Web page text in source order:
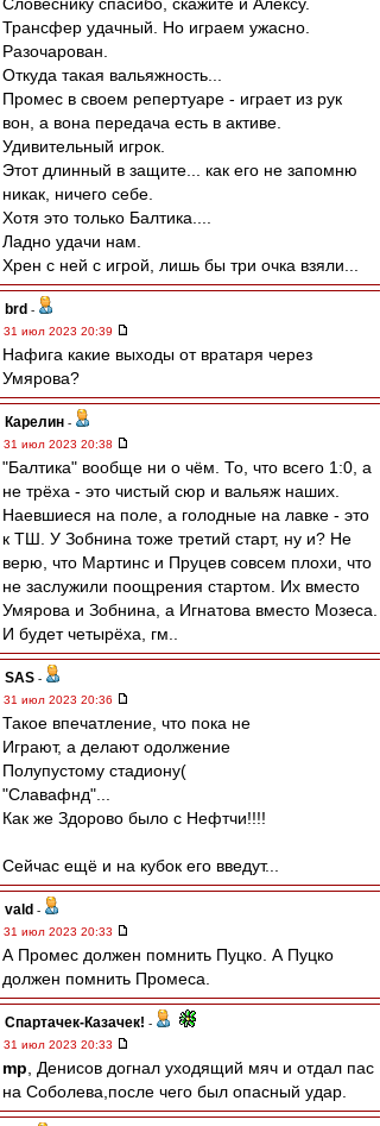
Трансфер удачный. Но играем ужасно.
Разочарован.
Откуда такая вальяжность...
Промес в своем репертуаре - играет из рук
вон, а вона передача есть в активе.
Удивительный игрок.
Этот длинный в защите... как его не запомню
никак, ничего себе.
Хотя это только Балтика....
Ладно удачи нам.
Хрен с ней с игрой, лишь бы три очка взяли...
brd -
31 июл 2023 20:39
Нафига какие выходы от вратаря через
Умярова?
Карелин -
31 июл 2023 20:38
"Балтика" вообще ни о чём. То, что всего 1:0, а
не трёха - это чистый сюр и вальяж наших.
Наевшиеся на поле, а голодные на лавке - это
к ТШ. У Зобнина тоже третий старт, ну и? Не
верю, что Мартинс и Пруцев совсем плохи, что
не заслужили поощрения стартом. Их вместо
Умярова и Зобнина, а Игнатова вместо Мозеса.
И будет четырёха, гм..
SAS -
31 июл 2023 20:36
Такое впечатление, что пока не
Играют, а делают одолжение
Полупустому стадиону(
"Славафнд"...
Как же Здорово было с Нефтчи!!!!
Сейчас ещё и на кубок его введут...
vald -
31 июл 2023 20:33
А Промес должен помнить Пуцко. А Пуцко
должен помнить Промеса.
Спартачек-Казачек! -
31 июл 2023 20:33
mp , Денисов догнал уходящий мяч и отдал пас
на Соболева,после чего был опасный удар.